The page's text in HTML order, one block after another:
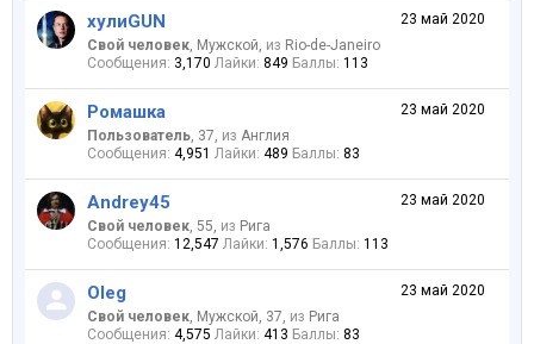
23 май 2020
хулиGUN
Свой человек, Мужской, из Rio-de-Janeiro
Сообщения: 3,170 Лайки: 849 Баллы: 113
23 май 2020
Ромашка
Пользователь, 37, из Англия
Сообщения: 4,951 Лайки: 489 Баллы: 83
23 май 2020
Andrey45
Свой человек, 55, из Рига
Сообщения: 12,547 Лайки: 1,576 Баллы: 113
23 май 2020
Oleg
Свой человек, Мужской, 37, из Рига
Сообщения: 4,575 Лайки: 413 Баллы: 83